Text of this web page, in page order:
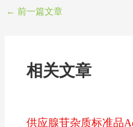
← 前一篇文章
相关文章
供应腺苷杂质标准品